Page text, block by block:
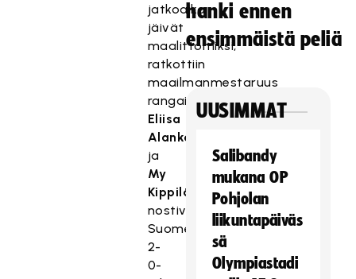
jatkoaika
jäivät
maalittomiksi,
ratkottiin
maailmanmestaruus
rangaistuslaukauksilla.
Eliisa
Alanko
ja
My
Kippilä
nostivat
Suomen
2-
0-
hanki ennen
ensimmäistä peliä
UUSIMMAT
Salibandy
mukana OP
Pohjolan
liikuntapäiväs
sä
Olympiastadi